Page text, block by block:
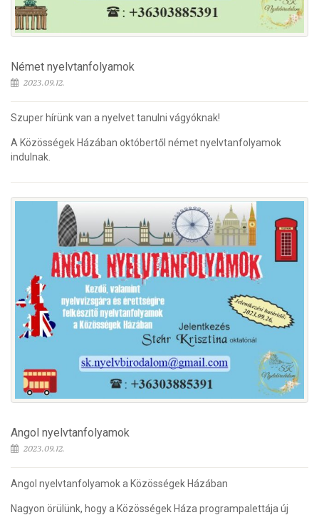
Német nyelvtanfolyamok
2023.09.12.
Szuper hírünk van a nyelvet tanulni vágyóknak!
A Közösségek Házában októbertől német nyelvtanfolyamok
indulnak.
Angol nyelvtanfolyamok
2023.09.12.
Angol nyelvtanfolyamok a Közösségek Házában
Nagyon örülünk, hogy a Közösségek Háza programpalettája új